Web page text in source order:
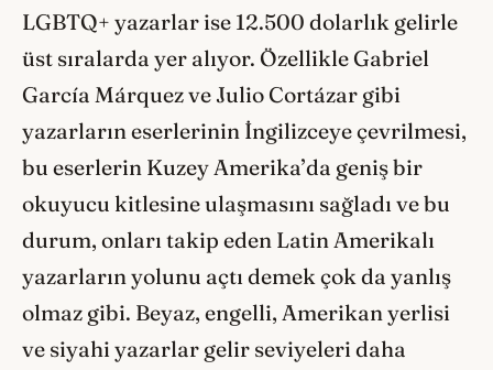
LGBTQ+ yazarlar ise 12.500 dolarlık gelirle
üst sıralarda yer alıyor. Özellikle Gabriel
García Márquez ve Julio Cortázar gibi
yazarların eserlerinin İngilizceye çevrilmesi,
bu eserlerin Kuzey Amerika’da geniş bir
okuyucu kitlesine ulaşmasını sağladı ve bu
durum, onları takip eden Latin Amerikalı
yazarların yolunu açtı demek çok da yanlış
olmaz gibi. Beyaz, engelli, Amerikan yerlisi
ve siyahi yazarlar gelir seviyeleri daha